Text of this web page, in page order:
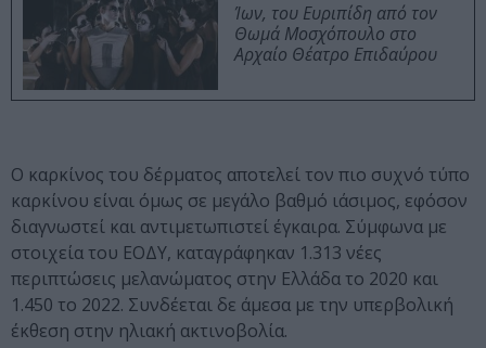
Ίων, του Ευριπίδη από τον
Θωμά Μοσχόπουλο στο
Αρχαίο Θέατρο Επιδαύρου
Ο καρκίνος του δέρματος αποτελεί τον πιο συχνό τύπο
καρκίνου είναι όμως σε μεγάλο βαθμό ιάσιμος, εφόσον
διαγνωστεί και αντιμετωπιστεί έγκαιρα. Σύμφωνα με
στοιχεία του ΕΟΔΥ, καταγράφηκαν 1.313 νέες
περιπτώσεις μελανώματος στην Ελλάδα το 2020 και
1.450 το 2022. Συνδέεται δε άμεσα με την υπερβολική
έκθεση στην ηλιακή ακτινοβολία.